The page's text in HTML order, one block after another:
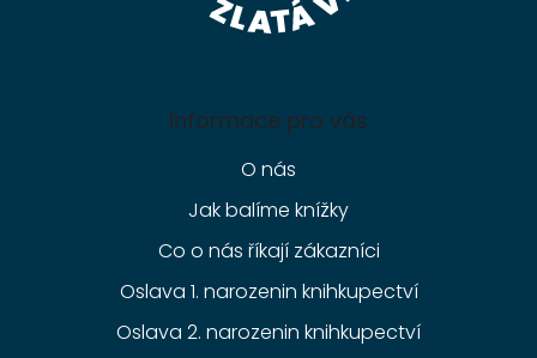
Informace pro vás
O nás
Jak balíme knížky
Co o nás říkají zákazníci
Oslava 1. narozenin knihkupectví
Oslava 2. narozenin knihkupectví